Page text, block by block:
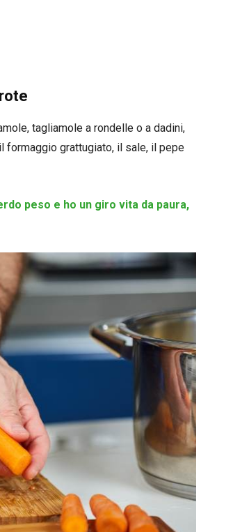
tagliamole a rondelle o a dadini,
formaggio grattugiato, il sale, il pepe
peso e ho un giro vita da paura,